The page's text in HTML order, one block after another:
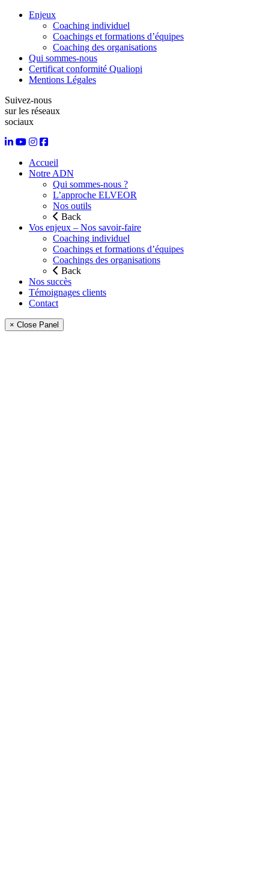
Enjeux
Coaching individuel
Coachings et formations d’équipes
Coaching des organisations
Qui sommes-nous
Certificat conformité Qualiopi
Mentions Légales
Suivez-nous
sur les réseaux
sociaux
Accueil
Notre ADN
Qui sommes-nous ?
L’approche ELVEOR
Nos outils
Back
Vos enjeux – Nos savoir-faire
Coaching individuel
Coachings et formations d’équipes
Coachings des organisations
Back
Nos succès
Témoignages clients
Contact
× Close Panel